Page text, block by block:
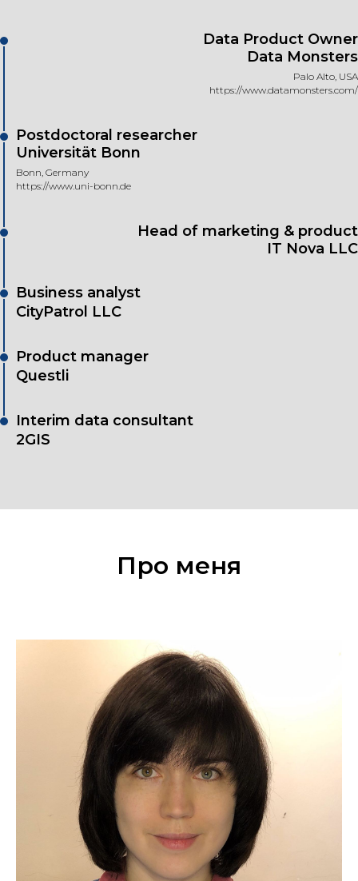
Data Product Owner
Data Monsters
Palo Alto, USA
https://www.datamonsters.com/
Postdoctoral researcher
Universität Bonn
Bonn, Germany
https://www.uni-bonn.de
Head of marketing & product
IT Nova LLC
Business analyst
CityPatrol LLC
Product manager
Questli
Interim data consultant
2GIS
Про меня